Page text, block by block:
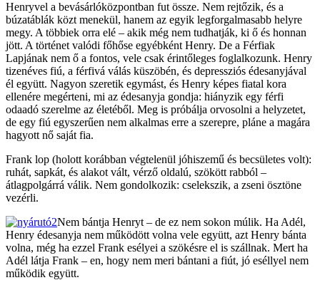
Henryvel a bevásárlóközpontban fut össze. Nem rejtőzik, és a
búzatáblák közt menekül, hanem az egyik legforgalmasabb helyre
megy. A többiek orra elé – akik még nem tudhatják, ki ő és honnan
jött. A történet valódi főhőse egyébként Henry. De a Férfiak
Lapjának nem ő a fontos, vele csak érintőleges foglalkozunk. Henry
tizenéves fiú, a férfivá válás küszöbén, és depressziós édesanyjával
él együtt. Nagyon szeretik egymást, és Henry képes fiatal kora
ellenére megérteni, mi az édesanyja gondja: hiányzik egy férfi
odaadó szerelme az életéből. Meg is próbálja orvosolni a helyzetet,
de egy fiú egyszerűen nem alkalmas erre a szerepre, pláne a magára
hagyott nő saját fia.
Frank lop (holott korábban végtelenül jóhiszemű és becsületes volt):
ruhát, sapkát, és alakot vált, vérző oldalú, szökött rabból –
átlagpolgárrá válik. Nem gondolkozik: cselekszik, a zseni ösztöne
vezérli.
Nem bántja Henryt – de ez nem sokon múlik. Ha Adél,
Henry édesanyja nem működött volna vele együtt, azt Henry bánta
volna, még ha ezzel Frank esélyei a szökésre el is szállnak. Mert ha
Adél látja Frank – en, hogy nem meri bántani a fiút, jó eséllyel nem
működik együtt.